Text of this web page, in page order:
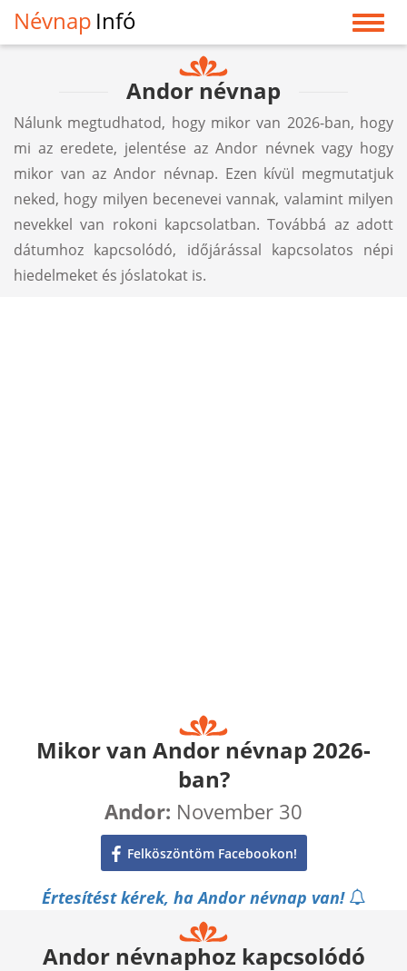
Névnap Infó
Andor névnap
Nálunk megtudhatod, hogy mikor van 2026-ban, hogy
mi az eredete, jelentése az Andor névnek vagy hogy
mikor van az Andor névnap. Ezen kívül megmutatjuk
neked, hogy milyen becenevei vannak, valamint milyen
nevekkel van rokoni kapcsolatban. Továbbá az adott
dátumhoz kapcsolódó, időjárással kapcsolatos népi
hiedelmeket és jóslatokat is.
Mikor van Andor névnap 2026-
ban?
Andor: November 30
Felköszöntöm Facebookon!
Értesítést kérek, ha Andor névnap van!
Andor névnaphoz kapcsolódó